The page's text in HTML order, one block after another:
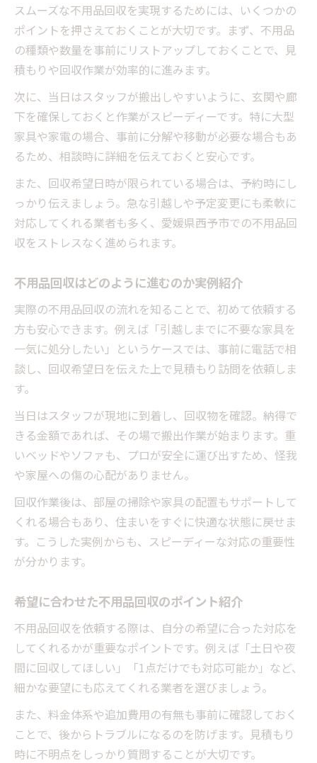
スムーズな不用品回収を実現するためには、いくつかの
ポイントを押さえておくことが大切です。まず、不用品
の種類や数量を事前にリストアップしておくことで、見
積もりや回収作業が効率的に進みます。
次に、当日はスタッフが搬出しやすいように、玄関や廊
下を確保しておくと作業がスピーディーです。特に大型
家具や家電の場合、事前に分解や移動が必要な場合もあ
るため、相談時に詳細を伝えておくと安心です。
また、回収希望日時が限られている場合は、予約時にし
っかり伝えましょう。急な引越しや予定変更にも柔軟に
対応してくれる業者も多く、愛媛県西予市での不用品回
収をストレスなく進められます。
不用品回収はどのように進むのか実例紹介
実際の不用品回収の流れを知ることで、初めて依頼する
方も安心できます。例えば「引越しまでに不要な家具を
一気に処分したい」というケースでは、事前に電話で相
談し、回収希望日を伝えた上で見積もり訪問を依頼しま
す。
当日はスタッフが現地に到着し、回収物を確認。納得で
きる金額であれば、その場で搬出作業が始まります。重
いベッドやソファも、プロが安全に運び出すため、怪我
や家屋への傷の心配がありません。
回収作業後は、部屋の掃除や家具の配置もサポートして
くれる場合もあり、住まいをすぐに快適な状態に戻せま
す。こうした実例からも、スピーディーな対応の重要性
が分かります。
希望に合わせた不用品回収のポイント紹介
不用品回収を依頼する際は、自分の希望に合った対応を
してくれるかが重要なポイントです。例えば「土日や夜
間に回収してほしい」「1点だけでも対応可能か」など、
細かな要望にも応えてくれる業者を選びましょう。
また、料金体系や追加費用の有無も事前に確認しておく
ことで、後からトラブルになるのを防げます。見積もり
時に不明点をしっかり質問することが大切です。